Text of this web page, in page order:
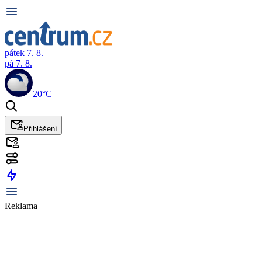
pátek 7. 8.
pá 7. 8.
20°C
Přihlášení
Reklama